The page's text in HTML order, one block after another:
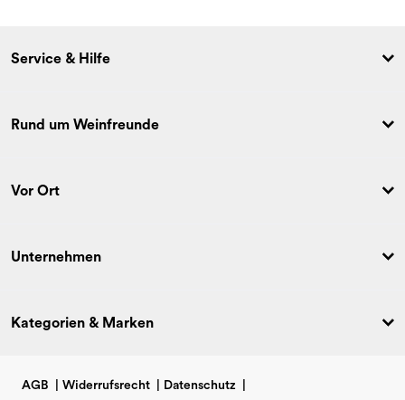
Service & Hilfe
Rund um Weinfreunde
Vor Ort
Unternehmen
Kategorien & Marken
AGB Widerrufsrecht Datenschutz